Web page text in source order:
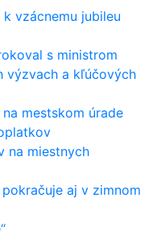
vzácnemu jubileu
s ministrom
výzvach a kľúčových
mestskom úrade
na miestnych
aj v zimnom